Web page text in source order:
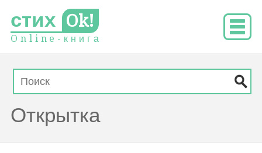
стих Ok!
O n l i n e - к н и г а
Открытка